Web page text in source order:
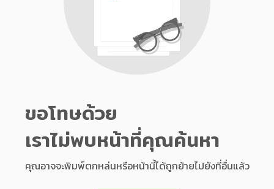
ขอโทษด้วย
เราไม่พบหน้าที่คุณค้นหา
คุณอาจจะพิมพ์ตกหล่นหรือหน้านี้ได้ถูกย้ายไปยังที่อื่นแล้ว